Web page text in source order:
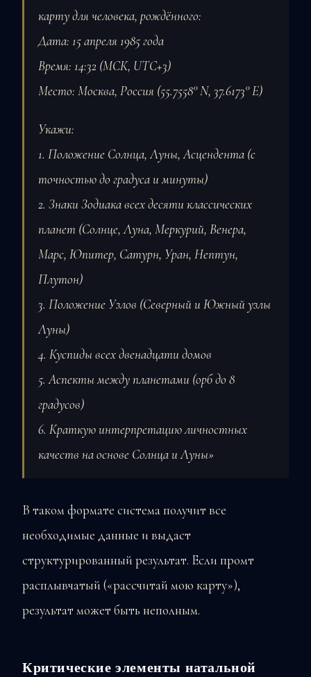
карту для человека, рождённого:
Дата: 15 апреля 1985 года
Время: 14:32 (МСК, UTC+3)
Место: Москва, Россия (55.7558° N, 37.6173° E)
Укажи:
1. Положение Солнца, Луны, Асцендента (с
точностью до градуса и минуты)
2. Знаки Зодиака всех десяти классических
планет (Солнце, Луна, Меркурий, Венера,
Марс, Юпитер, Сатурн, Уран, Нептун,
Плутон)
3. Положение Узлов (Северный и Южный узлы
Луны)
4. Куспиды всех двенадцати домов
5. Аспекты между планетами (орб до 8
градусов)
6. Краткую интерпретацию личностных
качеств на основе Солнца и Луны»
В таком формате система получит все
необходимые данные и выдаст
структурированный результат. Если промт
расплывчатый («рассчитай мою карту»),
результат может быть неполным.
Критические элементы натальной